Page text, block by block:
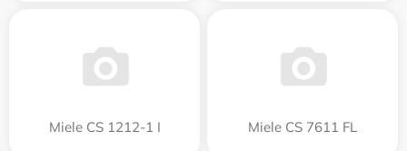
Miele CS 1212-1 I Miele CS 7611 FL